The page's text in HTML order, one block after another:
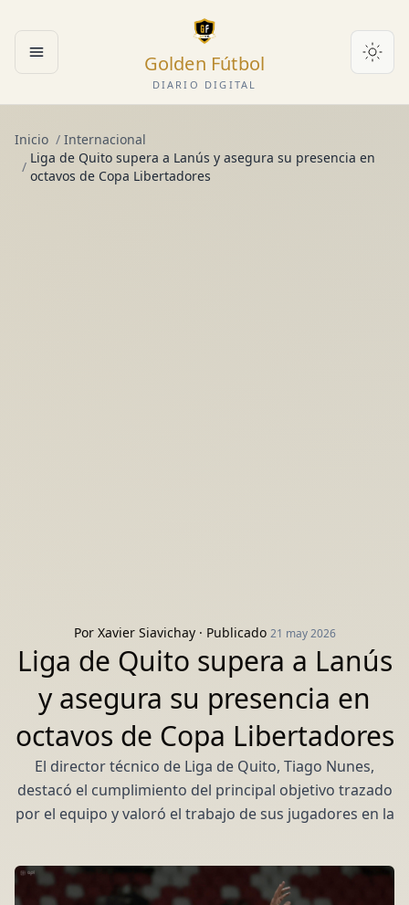
Abrir menú Golden Fútbol
DIARIO DIGITAL
Inicio / Internacional
/
Liga de Quito supera a Lanús y asegura su presencia en
octavos de Copa Libertadores
Por Xavier Siavichay· Publicado 21 may 2026
Liga de Quito supera a Lanús
y asegura su presencia en
octavos de Copa Libertadores
El director técnico de Liga de Quito, Tiago Nunes,
destacó el cumplimiento del principal objetivo trazado
por el equipo y valoró el trabajo de sus jugadores en la